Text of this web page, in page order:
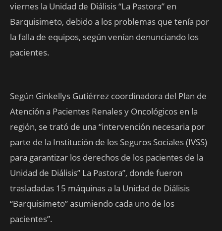
viernes la Unidad de Diálisis “La Pastora” en
Barquisimeto, debido a los problemas que tenía por
la falla de equipos, según venían denunciando los
pacientes.
Según Ginkellys Gutiérrez coordinadora del Plan de
Atención a Pacientes Renales y Oncológicos en la
región, se trató de una “intervención necesaria por
parte de la Institución de los Seguros Sociales (IVSS)
para garantizar los derechos de los pacientes de la
Unidad de Diálisis” La Pastora”, donde fueron
trasladadas 15 máquinas a la Unidad de Diálisis
“Barquisimeto” asumiendo cada uno de los
pacientes”.